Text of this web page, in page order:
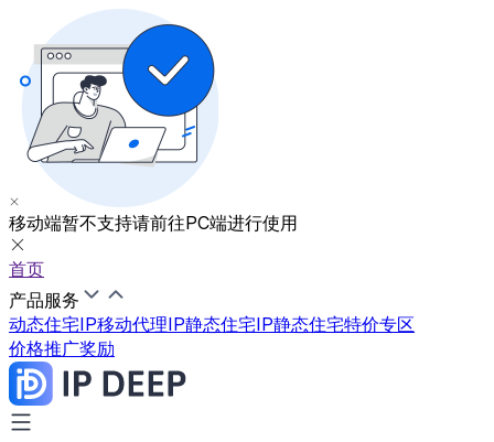
移动端暂不支持请前往PC端进行使用
首页
产品服务
动态住宅IP移动代理IP静态住宅IP静态住宅特价专区
价格推广奖励